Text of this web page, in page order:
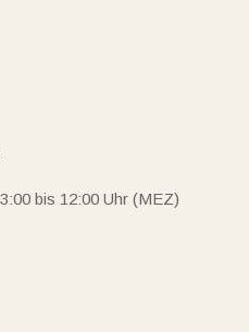
bis 12:00 Uhr (MEZ)